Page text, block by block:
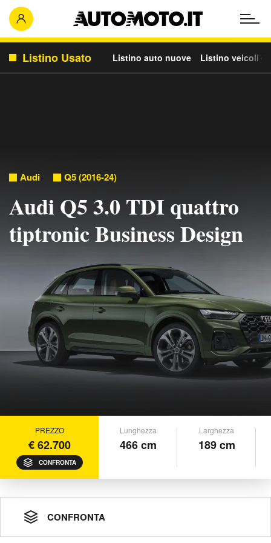
Listino Usato Listino auto nuove Listino veicoli
Audi Q5 (2016-24)
Audi Q5 3.0 TDI quattro
tiptronic Business Design
PREZZO
€ 62.700
CONFRONTA
Lunghezza
466 cm
Larghezza
189 cm
CONFRONTA